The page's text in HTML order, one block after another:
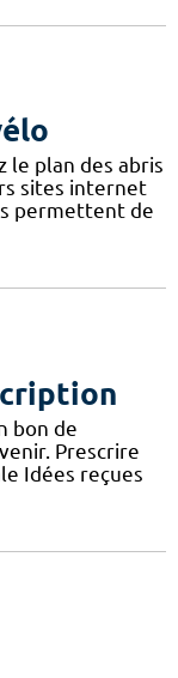
le plan des abris
sites internet
permettent de
bon de
Prescrire
Idées reçues